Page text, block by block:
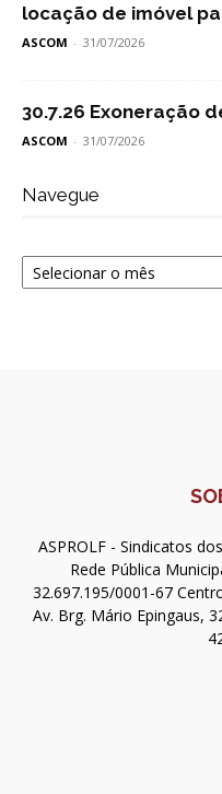
locação de imóvel
ASCOM - 31/07/2026
30.7.26 Exoneração
ASCOM - 31/07/2026
Navegue
Navegue
ASPROLF - Sindicatos
Rede Pública
32.697.195/0001-67
Av. Brg. Mário Epingaus,